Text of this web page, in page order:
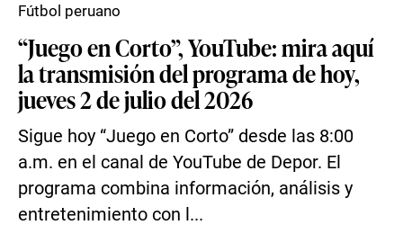
“Juego en Corto”, YouTube: mira aquí
la transmisión del programa de hoy,
jueves 2 de julio del 2026
Sigue hoy “Juego en Corto” desde las 8:00
a.m. en el canal de YouTube de Depor. El
programa combina información, análisis y
entretenimiento con l...
Fútbol peruano